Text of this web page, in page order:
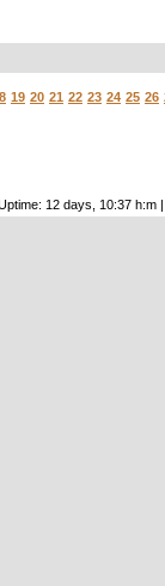
19 20 21 22 23 24 25 26
12 days, 10:37